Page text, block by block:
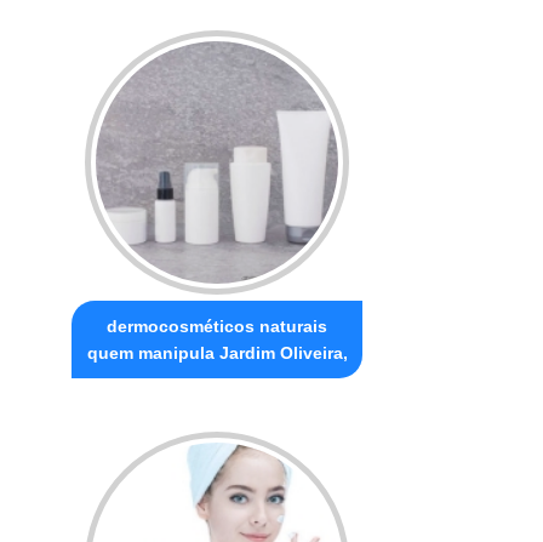
dermocosméticos naturais
quem manipula Jardim Oliveira,